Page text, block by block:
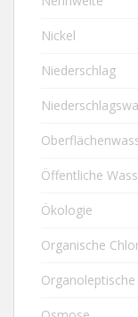
Nickel
Niederschlag
Öffentliche
Ökologie
Organische